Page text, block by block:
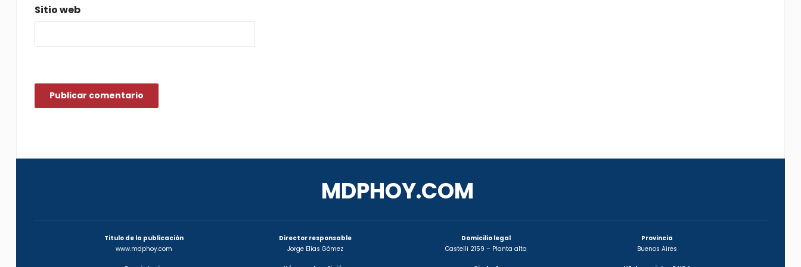
Sitio web
MDPHOY.COM
Titulo de la publicación
www.mdphoy.com
Director responsable
Jorge Elías Gómez
Domicilio legal
Castelli 2159 – Planta alta
Provincia
Buenos Aires